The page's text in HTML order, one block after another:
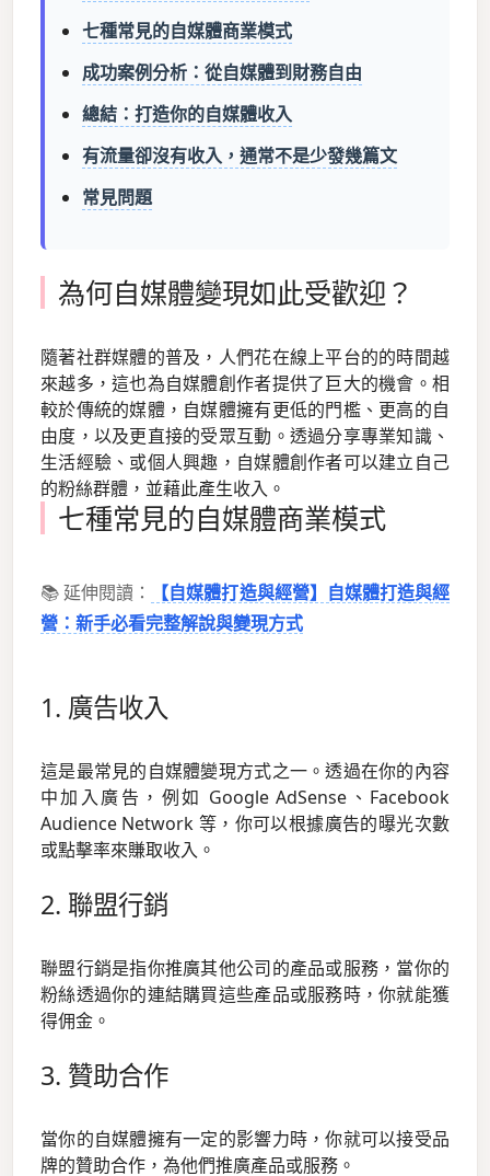
七種常見的自媒體商業模式
成功案例分析：從自媒體到財務自由
總結：打造你的自媒體收入
有流量卻沒有收入，通常不是少發幾篇文
常見問題
為何自媒體變現如此受歡迎？
隨著社群媒體的普及，人們花在線上平台的的時間越
來越多，這也為自媒體創作者提供了巨大的機會。相
較於傳統的媒體，自媒體擁有更低的門檻、更高的自
由度，以及更直接的受眾互動。透過分享專業知識、
生活經驗、或個人興趣，自媒體創作者可以建立自己
的粉絲群體，並藉此產生收入。
七種常見的自媒體商業模式
📚 延伸閱讀：
【自媒體打造與經營】自媒體打造與經
營：新手必看完整解說與變現方式
1. 廣告收入
這是最常見的自媒體變現方式之一。透過在你的內容
中加入廣告，例如 Google AdSense、Facebook
Audience Network 等，你可以根據廣告的曝光次數
或點擊率來賺取收入。
2. 聯盟行銷
聯盟行銷是指你推廣其他公司的產品或服務，當你的
粉絲透過你的連結購買這些產品或服務時，你就能獲
得佣金。
3. 贊助合作
當你的自媒體擁有一定的影響力時，你就可以接受品
牌的贊助合作，為他們推廣產品或服務。